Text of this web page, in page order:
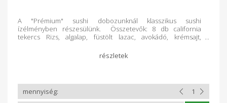
A "Prémium" sushi dobozunknál klasszikus sushi
ízélményben részesülünk. Összetevők: 8 db california
tekercs Rizs, algalap, füstölt lazac, avokádó, krémsajt,
készítünk a Kosár Közösség vásárlói számára!